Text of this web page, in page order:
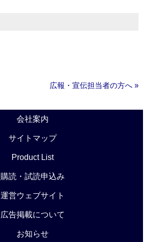
広報・宣伝担当者の方へ »
会社案内
サイトマップ
Product List
購読・試読申込み
運営ウェブサイト
広告掲載について
お知らせ